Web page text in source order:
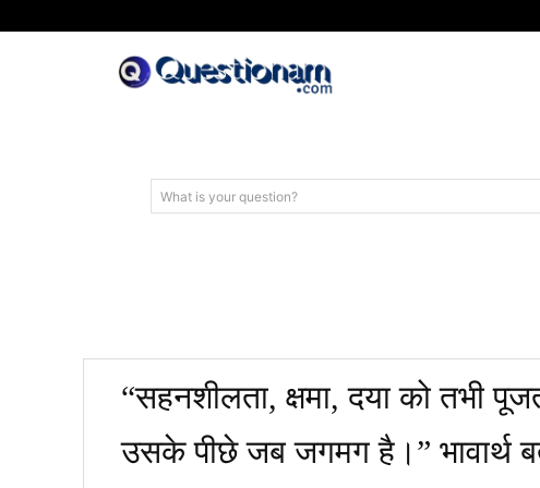
What is your question?
“सहनशीलता, क्षमा, दया को तभी
उसके पीछे जब जगमग है।”​ भावार्थ